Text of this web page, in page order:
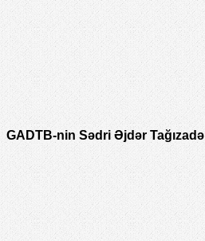
GADTB-nin Sədri Əjdər Tağızadə